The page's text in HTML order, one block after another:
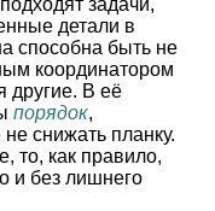
задачи,
детали в
способна быть не
координатором
другие. В её
порядок,
снижать планку.
то, как правило,
и без лишнего